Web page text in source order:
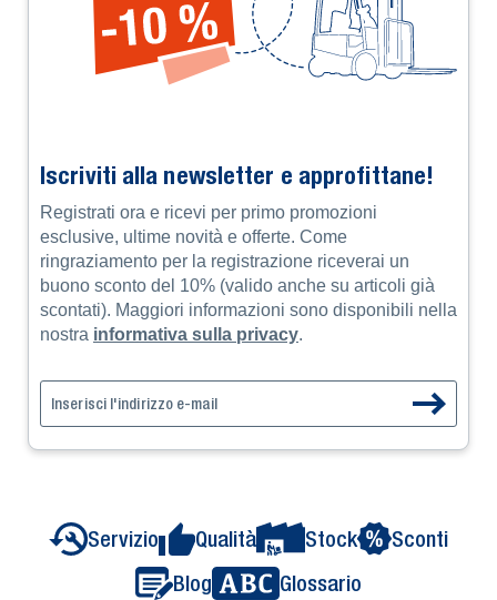
Iscriviti alla newsletter e approfittane!
Registrati ora e ricevi per primo promozioni
esclusive, ultime novità e offerte. Come
ringraziamento per la registrazione riceverai un
buono sconto del 10% (valido anche su articoli già
scontati). Maggiori informazioni sono disponibili nella
nostra informativa sulla privacy.
Servizio Qualità Stock
Sconti
Blog
Glossario